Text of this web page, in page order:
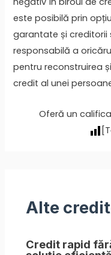
este posibilă prin
garantate și creditorii
responsabilă a
pentru reconstruirea
credit al unei
Oferă un
Alte
Credit rapid